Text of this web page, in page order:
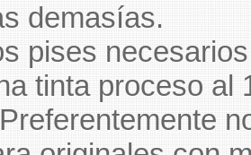
demasías.
pises
tinta proceso al